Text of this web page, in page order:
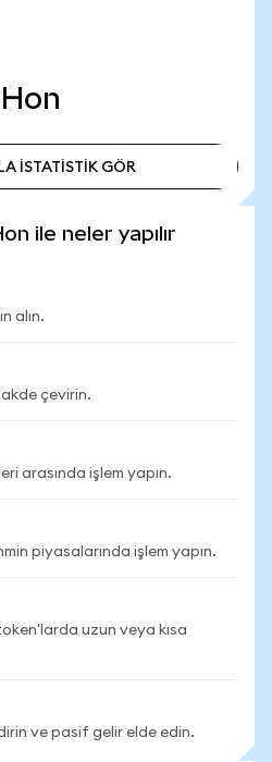
İSTATİSTİK GÖR
ile neler yapılır
alın.
çevirin.
arasında işlem yapın.
piyasalarında işlem yapın.
uzun veya kısa
ve pasif gelir elde edin.